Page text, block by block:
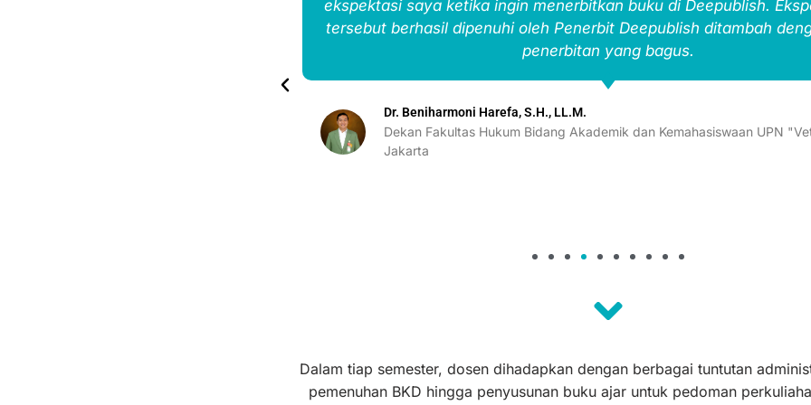
ekspektasi saya ketika ingin menerbitkan buku di Deepublish.
tersebut berhasil dipenuhi oleh Penerbit Deepublish ditambah
penerbitan yang bagus.
Dr. Beniharmoni Harefa, S.H., LL.M.
Dekan Fakultas Hukum Bidang Akademik dan Kemahasiswaan UPN
Jakarta
Dalam tiap semester, dosen dihadapkan dengan berbagai tuntutan
pemenuhan BKD hingga penyusunan buku ajar untuk pedoman